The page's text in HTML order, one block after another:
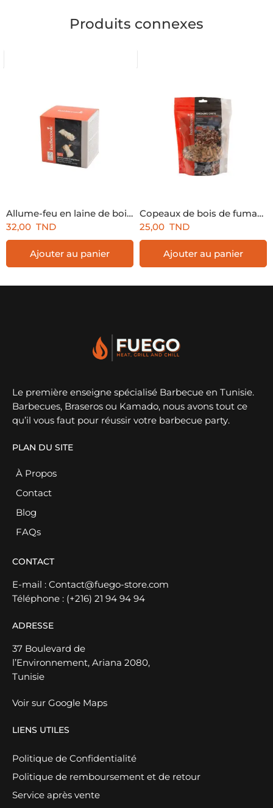
Produits connexes
Allume-feu en laine de bois 32 pièces FSC®
32,00 TND
Ajouter au panier
Copeaux de bois de fumage citron 375g
25,00 TND
Ajouter au panier
Le première enseigne spécialisé Barbecue en Tunisie.
Barbecues, Braseros ou Kamado, nous avons tout ce
qu’il vous faut pour réussir votre barbecue party.
PLAN DU SITE
À Propos
Contact
Blog
FAQs
CONTACT
E-mail : Contact@fuego-store.com
Téléphone : (+216) 21 94 94 94
ADRESSE
37 Boulevard de
l’Environnement, Ariana 2080,
Tunisie
Voir sur Google Maps
LIENS UTILES
Politique de Confidentialité
Politique de remboursement et de retour
Service après vente